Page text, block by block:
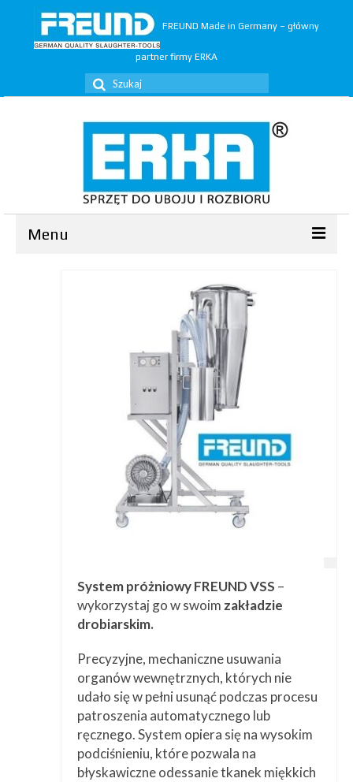
FREUND Made in Germany – główny
partner firmy ERKA
Szuklaj
w:
Menu
System próżniowy FREUND VSS –
wykorzystaj go w swoim zakładzie
drobiarskim.
Precyzyjne, mechaniczne usuwania
organów wewnętrznych, których nie
udało się w pełni usunąć podczas procesu
patroszenia automatycznego lub
ręcznego. System opiera się na wysokim
podciśnieniu, które pozwala na
błyskawiczne odessanie tkanek miękkich